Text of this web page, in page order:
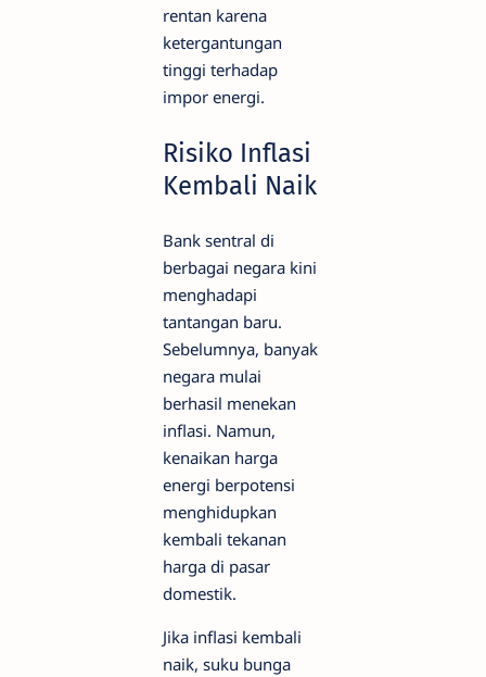
rentan karena
ketergantungan
tinggi terhadap
impor energi.
Risiko Inflasi
Kembali Naik
Bank sentral di
berbagai negara kini
menghadapi
tantangan baru.
Sebelumnya, banyak
negara mulai
berhasil menekan
inflasi. Namun,
kenaikan harga
energi berpotensi
menghidupkan
kembali tekanan
harga di pasar
domestik.
Jika inflasi kembali
naik, suku bunga